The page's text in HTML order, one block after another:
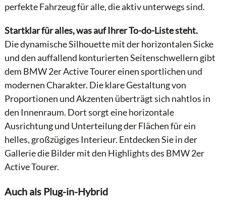
perfekte Fahrzeug für alle, die aktiv unterwegs sind.
Startklar für alles, was auf Ihrer To-do-Liste steht.
Die dynamische Silhouette mit der horizontalen Sicke
und den auffallend konturierten Seitenschwellern gibt
dem BMW 2er Active Tourer einen sportlichen und
modernen Charakter. Die klare Gestaltung von
Proportionen und Akzenten überträgt sich nahtlos in
den Innenraum. Dort sorgt eine horizontale
Ausrichtung und Unterteilung der Flächen für ein
helles, großzügiges Interieur. Entdecken Sie in der
Gallerie die Bilder mit den Highlights des BMW 2er
Active Tourer.
Auch als Plug-in-Hybrid